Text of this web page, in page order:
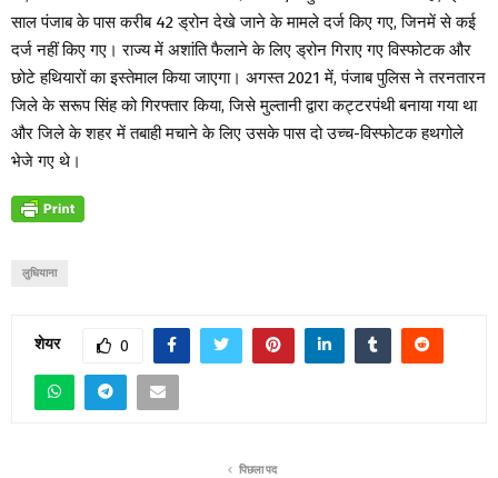
साल पंजाब के पास करीब 42 ड्रोन देखे जाने के मामले दर्ज किए गए, जिनमें से कई
दर्ज नहीं किए गए। राज्य में अशांति फैलाने के लिए ड्रोन गिराए गए विस्फोटक और
छोटे हथियारों का इस्तेमाल किया जाएगा। अगस्त 2021 में, पंजाब पुलिस ने तरनतारन
जिले के सरूप सिंह को गिरफ्तार किया, जिसे मुल्तानी द्वारा कट्टरपंथी बनाया गया था
और जिले के शहर में तबाही मचाने के लिए उसके पास दो उच्च-विस्फोटक हथगोले
भेजे गए थे।
लुधियाना
शेयर 0
पिछला पद